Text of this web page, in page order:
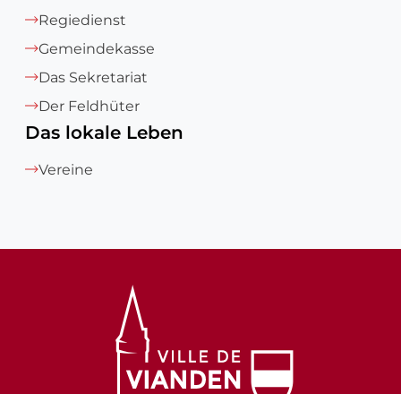
Regiedienst
Gemeindekasse
Das Sekretariat
Der Feldhüter
Das lokale Leben
Vereine